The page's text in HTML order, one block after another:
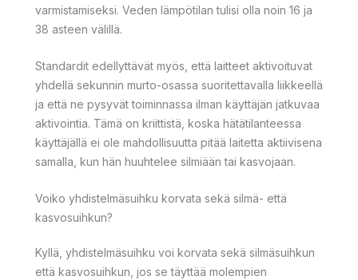
varmistamiseksi. Veden lämpötilan tulisi olla noin 16 ja
38 asteen välillä.
Standardit edellyttävät myös, että laitteet aktivoituvat
yhdellä sekunnin murto-osassa suoritettavalla liikkeellä
ja että ne pysyvät toiminnassa ilman käyttäjän jatkuvaa
aktivointia. Tämä on kriittistä, koska hätätilanteessa
käyttäjällä ei ole mahdollisuutta pitää laitetta aktiivisena
samalla, kun hän huuhtelee silmiään tai kasvojaan.
Voiko yhdistelmäsuihku korvata sekä silmä- että
kasvosuihkun?
Kyllä, yhdistelmäsuihku voi korvata sekä silmäsuihkun
että kasvosuihkun, jos se täyttää molempien